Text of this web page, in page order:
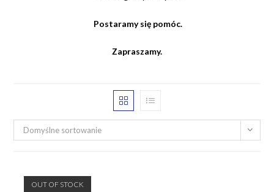
Postaramy się pomóc.
Zapraszamy.
Domyślne sortowanie
OUT OF STOCK